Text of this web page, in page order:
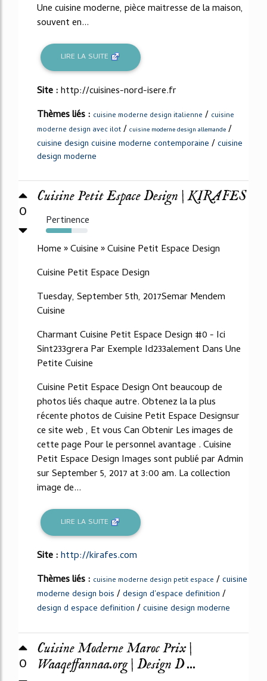
Une cuisine moderne, pièce maitresse de la maison,
souvent en...
LIRE LA SUITE
Site :http://cuisines-nord-isere.fr
Thèmes liés : cuisine moderne design italienne / cuisine
moderne design avec ilot / cuisine moderne design allemande /
cuisine design cuisine moderne contemporaine /cuisine
design moderne
0
Cuisine Petit Espace Design | KIRAFES
Pertinence
61%
Home » Cuisine » Cuisine Petit Espace Design
Cuisine Petit Espace Design
Tuesday, September 5th, 2017Semar Mendem
Cuisine
Charmant Cuisine Petit Espace Design #0 - Ici
Sint233grera Par Exemple Id233alement Dans Une
Petite Cuisine
Cuisine Petit Espace Design Ont beaucoup de
photos liés chaque autre. Obtenez la la plus
récente photos de Cuisine Petit Espace Designsur
ce site web , Et vous Can Obtenir Les images de
cette page Pour le personnel avantage . Cuisine
Petit Espace Design Images sont publié par Admin
sur September 5, 2017 at 3:00 am. La collection
image de...
LIRE LA SUITE
Site :http://kirafes.com
Thèmes liés : cuisine moderne design petit espace /cuisine
moderne design bois /design d'espace definition /
design d espace definition /cuisine design moderne
0
Cuisine Moderne Maroc Prix |
Waaqeffannaa.org | Design D ...